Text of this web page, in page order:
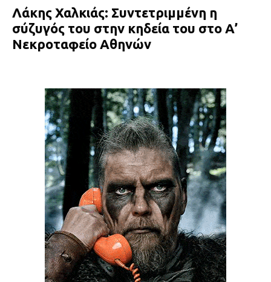
Λάκης Χαλκιάς: Συντετριμμένη η
σύζυγός του στην κηδεία του στο Α’
Νεκροταφείο Αθηνών